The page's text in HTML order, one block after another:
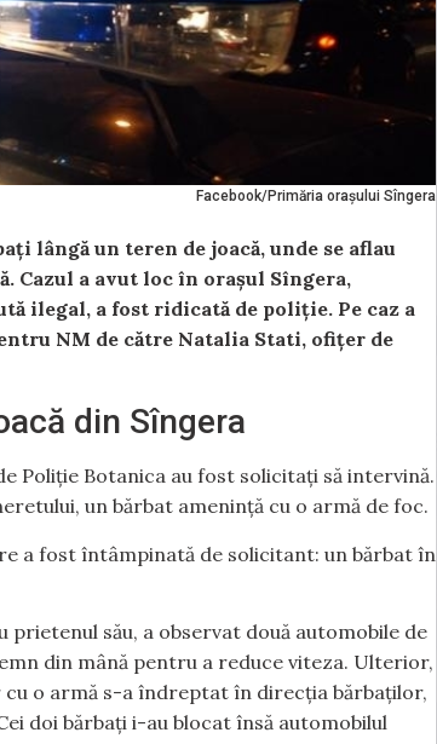
Facebook/Primăria orașului Sîngera
lângă un teren de joacă, unde se aflau
Cazul a avut loc în orașul Sîngera,
ilegal, a fost ridicată de poliție. Pe caz a
NM de către Natalia Stati, ofițer de
din Sîngera
Poliție Botanica au fost solicitați să intervină.
un bărbat amenință cu o armă de foc.
a fost întâmpinată de solicitant: un bărbat în
său, a observat două automobile de
din mână pentru a reduce viteza. Ulterior,
cu o armă s-a îndreptat în direcția bărbaților,
doi bărbați i-au blocat însă automobilul